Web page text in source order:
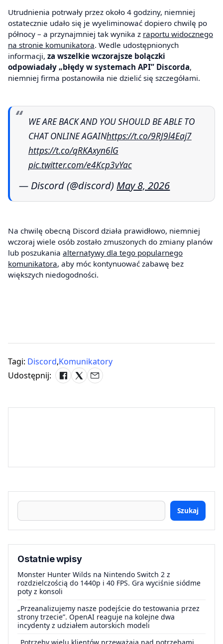
Utrudnienia potrwały przez około 4 godziny, niemniej
ostatecznie udało się je wyeliminować dopiero chwilę po
północy – a przynajmniej tak wynika z raportu widocznego
na stronie komunikatora. Wedle udostępnionych
informacji, za wszelkie wczorajsze bolączki
odpowiadały „błędy w systemach API” Discorda,
niemniej firma postanowiła nie dzielić się szczegółami.
WE ARE BACK AND YOU SHOULD BE ABLE TO
CHAT ONLINE AGAINhttps://t.co/9RJ9l4Eaj7
https://t.co/qRKAxyn6lG
pic.twitter.com/e4Kcp3vYac
— Discord (@discord) May 8, 2026
Na chwilę obecną Discord działa prawidłowo, niemniej
wczoraj wiele osób zostało zmuszonych do zmiany planów
lub poszukania alternatywy dla tego popularnego
komunikatora, aby móc kontynuować zabawę bez
większych niedogodności.
Tagi: Discord,Komunikatory
Udostępnij:
Szukaj
Ostatnie wpisy
Monster Hunter Wilds na Nintendo Switch 2 z
rozdzielczością do 1440p i 40 FPS. Gra wyciśnie siódme
poty z konsoli
„Przeanalizujemy nasze podejście do testowania przez
strony trzecie”. OpenAI reaguje na kolejne dwa
incydenty z udziałem autorskich modeli